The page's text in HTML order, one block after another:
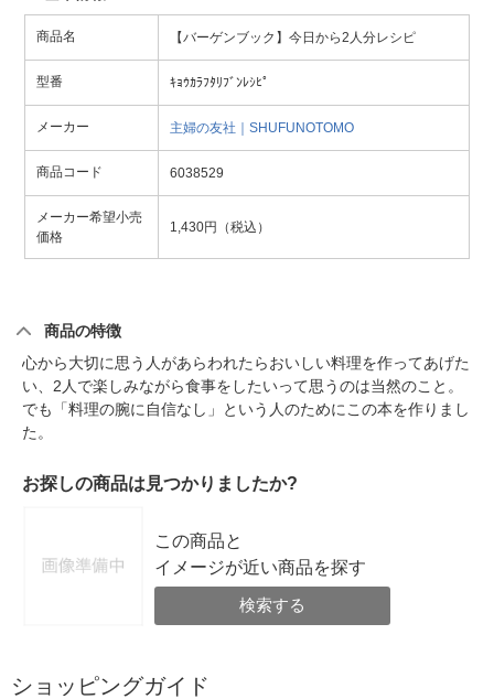
商品名 【バーゲンブック】今日から2人分レシピ
型番 ｷｮｳｶﾗﾌﾀﾘﾌﾞﾝﾚｼﾋﾟ
メーカー 主婦の友社｜SHUFUNOTOMO
商品コード 6038529
メーカー希望小売
価格
1,430円（税込）
商品の特徴
心から大切に思う人があらわれたらおいしい料理を作ってあげた
い、2人で楽しみながら食事をしたいって思うのは当然のこと。
でも「料理の腕に自信なし」という人のためにこの本を作りまし
た。
お探しの商品は見つかりましたか?
この商品と
イメージが近い商品を探す
検索する
ショッピングガイド